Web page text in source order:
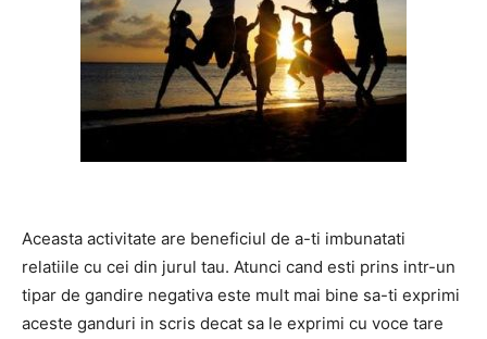
Aceasta activitate are beneficiul de a-ti imbunatati
relatiile cu cei din jurul tau. Atunci cand esti prins intr-un
tipar de gandire negativa este mult mai bine sa-ti exprimi
aceste ganduri in scris decat sa le exprimi cu voce tare